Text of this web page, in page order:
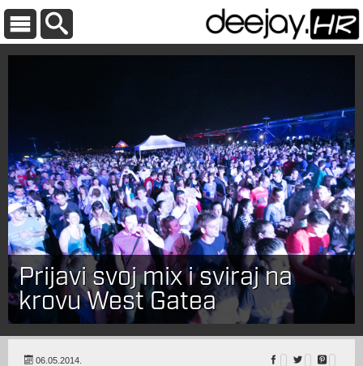
Prijavi svoj mix i sviraj na
krovu West Gatea
06.05.2014.